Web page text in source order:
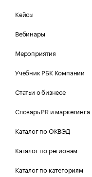
Кейсы
Вебинары
Мероприятия
Учебник РБК Компании
Статьи о бизнесе
Словарь PR и маркетинга
Каталог по ОКВЭД
Каталог по регионам
Каталог по категориям